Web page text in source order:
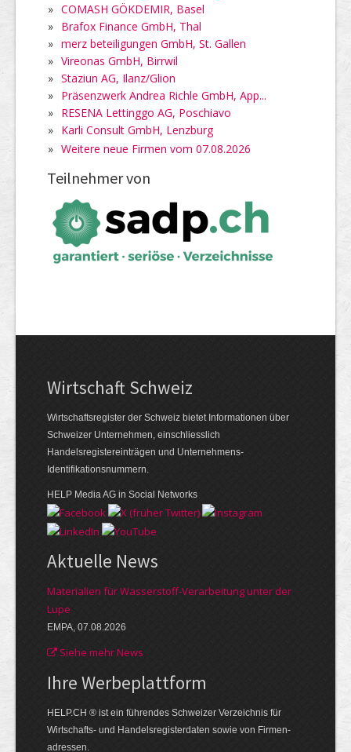
» COMASH GÖKDEMIR, Basel
» Brafox Finance GmbH, Thal
» merz beteiligungen GmbH, St. Gallen
» Vireonas GmbH, Birrwil
» Staziun AG, Ilanz/Glion
» Präsenzwerk Andrea Richle GmbH, App...
» RESENA Lettinggo AG, Poschiavo
» Karli Consult GmbH, Lenzburg
» Weitere neue Firmen vom 07.08.2026
Teilnehmer von
Wirtschaft Schweiz
Wirtschaftsregister der Schweiz bietet Informationen über
Schweizer Unternehmen, einschliesslich
Handelsregistereinträgen und Unternehmens-
Identifikationsnummern.
HELP Media AG in Social Networks
Aktuelle News
Materialien für Wasserstoff-Verarbeitung unter der
Lupe
EMPA, 07.08.2026
Siehe mehr News
Ihre Werbe­plattform
HELP.CH ® ist ein führendes Schweizer Verzeichnis für
Wirtschafts- und Handelsregisterdaten sowie von Firmen­
adressen.